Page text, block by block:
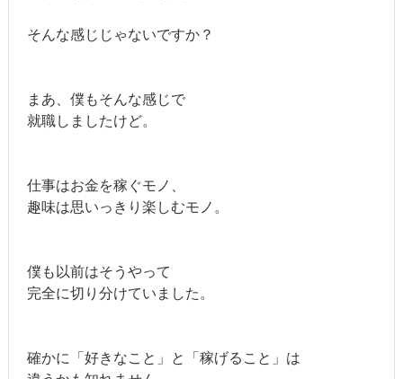
そんな感じじゃないですか？
まあ、僕もそんな感じで
就職しましたけど。
仕事はお金を稼ぐモノ、
趣味は思いっきり楽しむモノ。
僕も以前はそうやって
完全に切り分けていました。
確かに「好きなこと」と「稼げること」は